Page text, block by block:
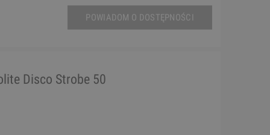
POWIADOM O DOSTĘPNOŚCI
Disco Strobe 50